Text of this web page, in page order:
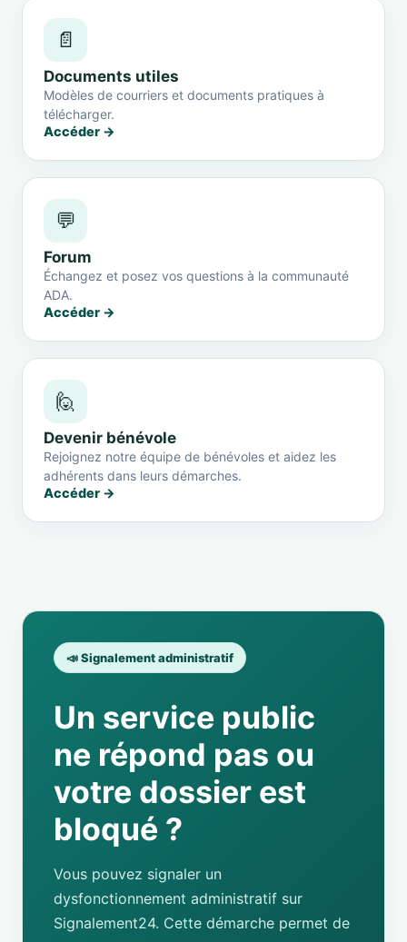
📄
Documents utiles
Modèles de courriers et documents pratiques à
télécharger.
Accéder →
💬
Forum
Échangez et posez vos questions à la communauté
ADA.
Accéder →
🙋
Devenir bénévole
Rejoignez notre équipe de bénévoles et aidez les
adhérents dans leurs démarches.
Accéder →
📣 Signalement administratif
Un service public
ne répond pas ou
votre dossier est
bloqué ?
Vous pouvez signaler un
dysfonctionnement administratif sur
Signalement24. Cette démarche permet de